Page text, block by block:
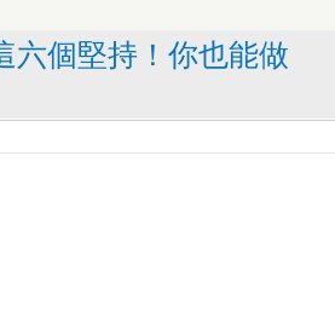
六個堅持！你也能做